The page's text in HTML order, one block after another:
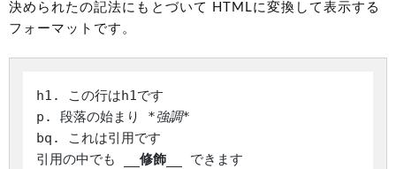
決められたの記法にもとづいて HTMLに変換して表示する
フォーマットです。
h1. この行はh1です
p. 段落の始まり *強調*
bq. これは引用です
引用の中でも
__修飾__